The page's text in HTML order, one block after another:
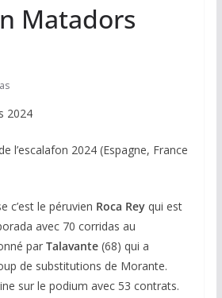
Matadors
2024
l’escalafon 2024 (Espagne, France
c’est le péruvien Roca Reyqui est
avec 70 corridas au
par Talavante(68) qui a
de substitutions de Morante.
sur le podium avec 53 contrats.